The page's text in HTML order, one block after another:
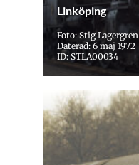
Linköping
Foto: Stig Lagergren
Daterad: 6 maj 1972
ID: STLA00034